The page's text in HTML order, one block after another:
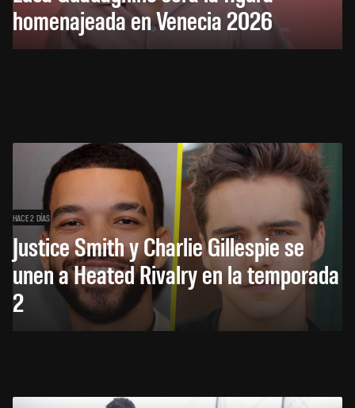
homenajeada en Venecia 2026
HACE 2 DÍAS
Justice Smith y Charlie Gillespie se
unen a Heated Rivalry en la temporada
2